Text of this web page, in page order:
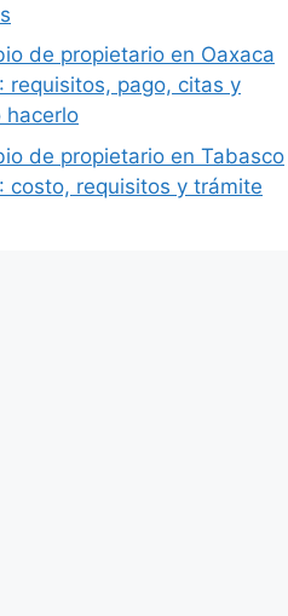
de propietario en Oaxaca
requisitos, pago, citas y
hacerlo
de propietario en Tabasco
costo, requisitos y trámite